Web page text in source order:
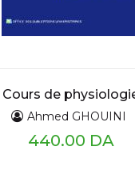
Mounira
Cours de
Ahmed GHOUINI
440.00 DA